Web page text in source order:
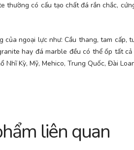
có cấu tạo chất đá rắn chắc,
ngoại lực như: Cầu thang, tam cấp,
hay đá marble đều có thể ốp tất
Kỳ, Mỹ, Mehico, Trung Quốc, Đài
liên quan